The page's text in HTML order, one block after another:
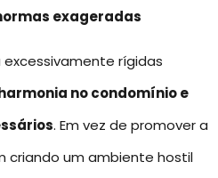
exageradas
rígidas
no condomínio e
. Em vez de promover a
criando um ambiente hostil